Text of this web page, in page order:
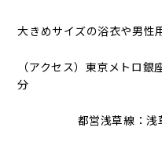
大きめサイズの浴衣や男性
（アクセス）東京メトロ
分
都営浅草線：浅草駅